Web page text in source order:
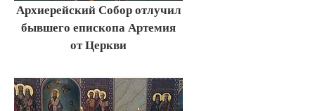
Архиерейский Собор отлучил
бывшего епископа Артемия
от Церкви